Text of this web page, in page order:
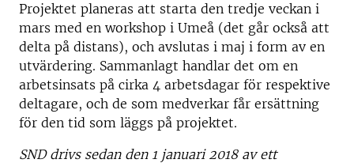
Projektet planeras att starta den tredje veckan i
mars med en workshop i Umeå (det går också att
delta på distans), och avslutas i maj i form av en
utvärdering. Sammanlagt handlar det om en
arbetsinsats på cirka 4 arbetsdagar för respektive
deltagare, och de som medverkar får ersättning
för den tid som läggs på projektet.
SND drivs sedan den 1 januari 2018 av ett